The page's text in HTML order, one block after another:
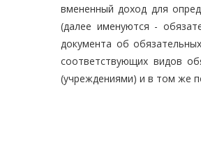
вмененный доход для
(далее именуются -
документа об
соответствующих видов
(учреждениями) и в том же